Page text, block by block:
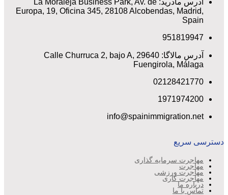
Europa, 19, Oficina 345, 28108 Alcobendas, Madrid,
Spain
951819947
آدرس مالاگا: Calle Churruca 2, bajo A, 29640
Fuengirola, Málaga
02128421770
1971974200
info@spainimmigration.net
دسترسی سریع
مهاجرت سرمایه گذاری
مهاجرت
مهاجرت ورزشی
مهاجرت کاری
درباره ما
تماس با ما